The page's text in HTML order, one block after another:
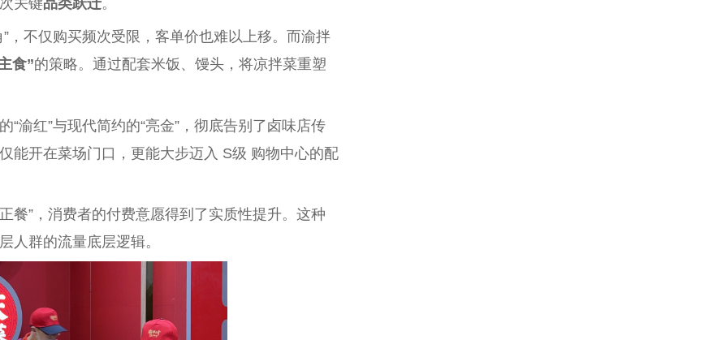
关键品类跃迁。
，不仅购买频次受限，客单价也难以上移。而渝拌
食”的策略。通过配套米饭、馒头，将凉拌菜重塑
“渝红”与现代简约的“亮金”，彻底告别了卤味店传
能开在菜场门口，更能大步迈入 S级 购物中心的配
正餐”，消费者的付费意愿得到了实质性提升。这种
人群的流量底层逻辑。